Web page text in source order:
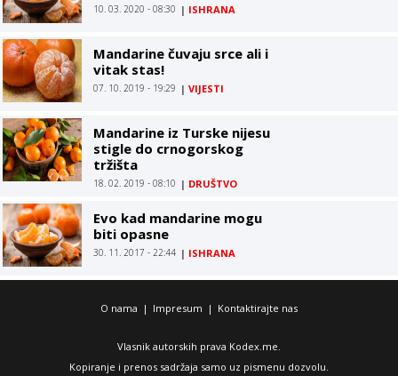
10. 03. 2020 - 08:30 | ISHRANA
Mandarine čuvaju srce ali i
vitak stas!
07. 10. 2019 - 19:29 | VIJESTI
Mandarine iz Turske nijesu
stigle do crnogorskog
tržišta
18. 02. 2019 - 08:10 | DRUŠTVO
Evo kad mandarine mogu
biti opasne
30. 11. 2017 - 22:44 | ISHRANA
O nama | Impresum | Kontaktirajte nas
Vlasnik autorskih prava Kodex.me.
Kopiranje i prenos sadržaja samo uz pismenu dozvolu.